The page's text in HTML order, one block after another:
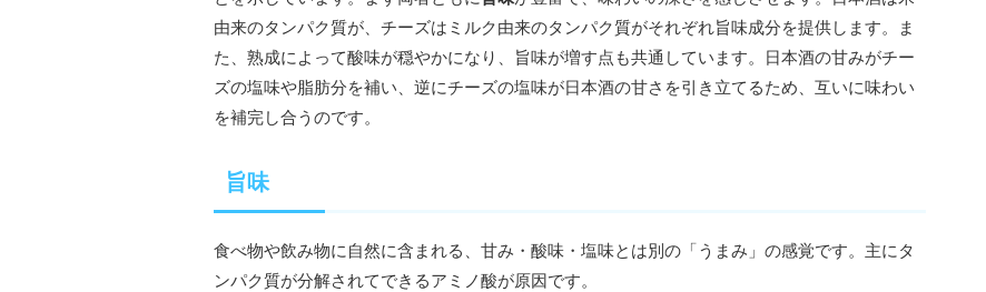
由来のタンパク質が、チーズはミルク由来のタンパク質がそれぞれ旨味成分を提供します。ま
た、熟成によって酸味が穏やかになり、旨味が増す点も共通しています。日本酒の甘みがチー
ズの塩味や脂肪分を補い、逆にチーズの塩味が日本酒の甘さを引き立てるため、互いに味わい
を補完し合うのです。
旨味
食べ物や飲み物に自然に含まれる、甘み・酸味・塩味とは別の「うまみ」の感覚です。主にタ
ンパク質が分解されてできるアミノ酸が原因です。